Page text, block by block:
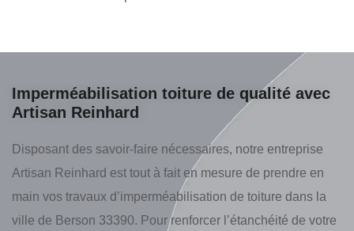
Imperméabilisation toiture de qualité avec
Artisan Reinhard
Disposant des savoir-faire nécessaires, notre entreprise
Artisan Reinhard est tout à fait en mesure de prendre en
main vos travaux d’imperméabilisation de toiture dans la
ville de Berson 33390. Pour renforcer l’étanchéité de votre